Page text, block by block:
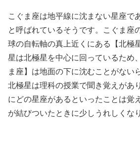
こぐま座は地平線に沈まない星座で
と呼ばれているそうです。こぐま座
球の自転軸の真上近くにある【北極
星は北極星を中心に回っているため
ま座】は地面の下に沈むことがない
北極星は理科の授業で聞き覚えがあ
にどの星座があるといったことは覚
が結びついたときに少しうれしくな